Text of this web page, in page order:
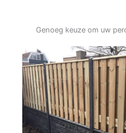
Genoeg keuze om uw